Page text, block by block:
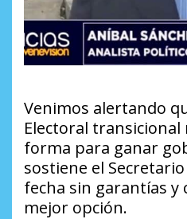
Venimos alertando
Electoral transicional
forma para ganar
sostiene el
fecha sin garantías y
mejor opción.